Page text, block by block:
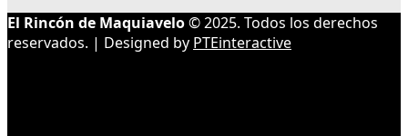
El Rincón de Maquiavelo© 2025. Todos los derechos
reservados. | Designed by PTEinteractive